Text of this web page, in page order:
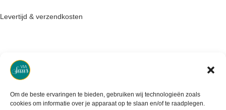
Om de beste ervaringen te bieden, gebruiken wij technologieën zoals
cookies om informatie over je apparaat op te slaan en/of te raadplegen.
Levertijd & verzendkosten